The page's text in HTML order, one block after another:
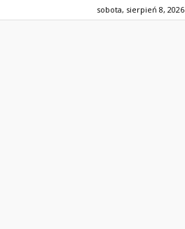
sobota, sierpień 8, 2026